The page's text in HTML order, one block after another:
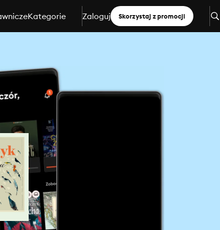
Kategorie Zaloguj Skorzystaj z promocji